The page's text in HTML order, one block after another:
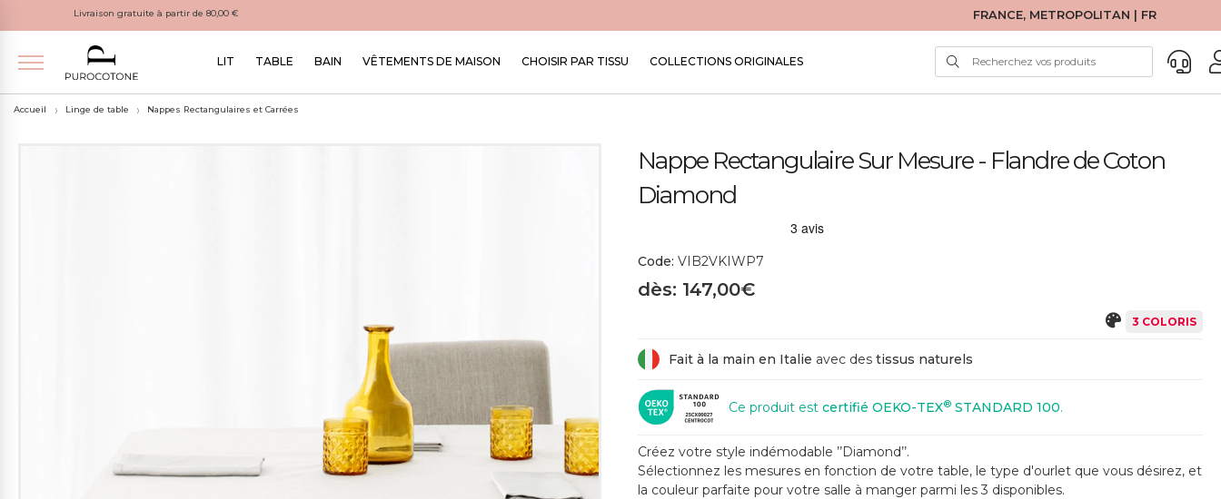
Livraison gratuite à partir de 80,00 € FRANCE, METROPOLITAN | FR
LIT TABLE BAIN VÊTEMENTS DE MAISON CHOISIR PAR TISSU COLLECTIONS ORIGINALES
Accueil Linge de table Nappes Rectangulaires et Carrées
Nappe Rectangulaire Sur Mesure - Flandre de Coton
Diamond
Code: VIB2VKIWP7
dès: 147,00€
3 COLORIS
Fait à la main en Italie avec des tissus naturels
Ce produit est certifié OEKO-TEX® STANDARD 100.
Créez votre style indémodable ’’Diamond’’.
Sélectionnez les mesures en fonction de votre table, le type d'ourlet que vous désirez, et
la couleur parfaite pour votre salle à manger parmi les 3 disponibles.